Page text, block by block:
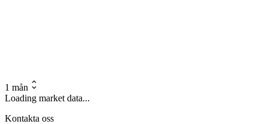
1 mån
Loading market data...
Kontakta oss